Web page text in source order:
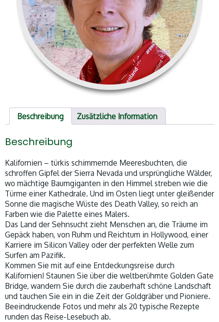
Beschreibung Zusätzliche Information
Beschreibung
Kalifornien – türkis schimmernde Meeresbuchten, die
schroffen Gipfel der Sierra Nevada und ursprüngliche Wälder,
wo mächtige Baumgiganten in den Himmel streben wie die
Türme einer Kathedrale. Und im Osten liegt unter gleißender
Sonne die magische Wüste des Death Valley, so reich an
Farben wie die Palette eines Malers.
Das Land der Sehnsucht zieht Menschen an, die Träume im
Gepäck haben, von Ruhm und Reichtum in Hollywood, einer
Karriere im Silicon Valley oder der perfekten Welle zum
Surfen am Pazifik.
Kommen Sie mit auf eine Entdeckungsreise durch
Kalifornien! Staunen Sie über die weltberühmte Golden Gate
Bridge, wandern Sie durch die zauberhaft schöne Landschaft
und tauchen Sie ein in die Zeit der Goldgräber und Pioniere.
Beeindruckende Fotos und mehr als 20 typische Rezepte
runden das Reise-Lesebuch ab.